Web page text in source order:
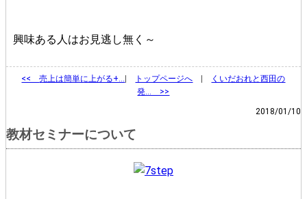
興味ある人はお見逃し無く～
<<売上は簡単に上がる+… | トップページへ |
くいだおれと西田の
発… >>
2018/01/10
教材セミナーについて